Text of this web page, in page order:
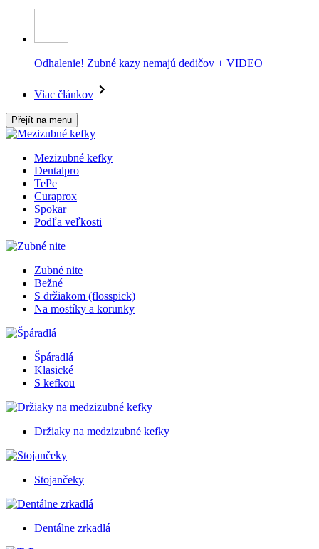
Odhalenie! Zubné kazy nemajú dedičov + VIDEO
Viac článkov
Přejít na menu
Mezizubné kefky
Dentalpro
TePe
Curaprox
Spokar
Podľa veľkosti
Zubné nite
Bežné
S držiakom (flosspick)
Na mostíky a korunky
Špáradlá
Klasické
S kefkou
Držiaky na medzizubné kefky
Stojančeky
Dentálne zrkadlá